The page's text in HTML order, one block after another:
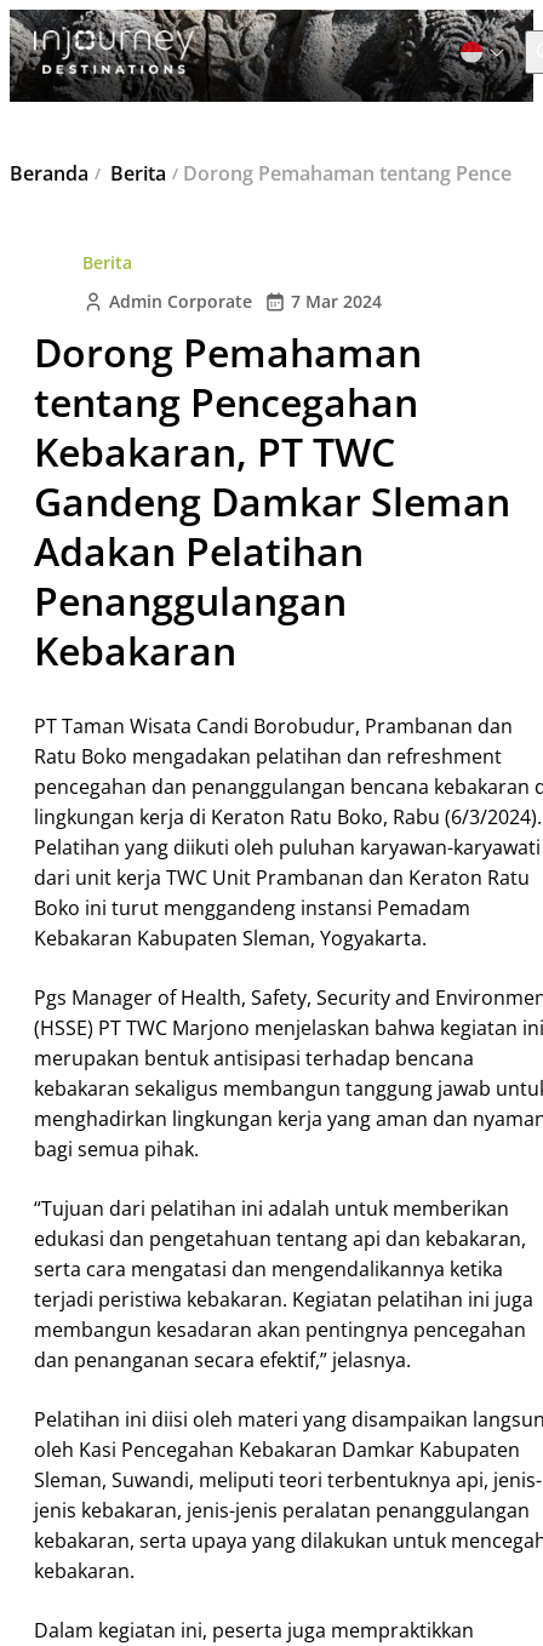
Cari
Beranda Berita Dorong Pemahaman tentang Pencegahan Kebakaran, PT TWC Gandeng Damkar Sleman Adakan Pelatihan Penanggulangan Kebakaran
Berita
Admin Corporate
7 Mar 2024
Dorong Pemahaman
tentang Pencegahan
Kebakaran, PT TWC
Gandeng Damkar Sleman
Adakan Pelatihan
Penanggulangan
Kebakaran
PT Taman Wisata Candi Borobudur, Prambanan dan
Ratu Boko mengadakan pelatihan dan refreshment
pencegahan dan penanggulangan bencana kebakaran
lingkungan kerja di Keraton Ratu Boko, Rabu (6/3/2024).
Pelatihan yang diikuti oleh puluhan karyawan-karyawati
dari unit kerja TWC Unit Prambanan dan Keraton Ratu
Boko ini turut menggandeng instansi Pemadam
Kebakaran Kabupaten Sleman, Yogyakarta.
Pgs Manager of Health, Safety, Security and
(HSSE) PT TWC Marjono menjelaskan bahwa kegiatan ini
merupakan bentuk antisipasi terhadap bencana
kebakaran sekaligus membangun tanggung jawab
menghadirkan lingkungan kerja yang aman dan
bagi semua pihak.
“Tujuan dari pelatihan ini adalah untuk memberikan
edukasi dan pengetahuan tentang api dan kebakaran,
serta cara mengatasi dan mengendalikannya ketika
terjadi peristiwa kebakaran. Kegiatan pelatihan ini juga
membangun kesadaran akan pentingnya pencegahan
dan penanganan secara efektif,” jelasnya.
Pelatihan ini diisi oleh materi yang disampaikan
oleh Kasi Pencegahan Kebakaran Damkar Kabupaten
Sleman, Suwandi, meliputi teori terbentuknya api, jenis-
jenis kebakaran, jenis-jenis peralatan penanggulangan
kebakaran, serta upaya yang dilakukan untuk
kebakaran.
Dalam kegiatan ini, peserta juga mempraktikkan